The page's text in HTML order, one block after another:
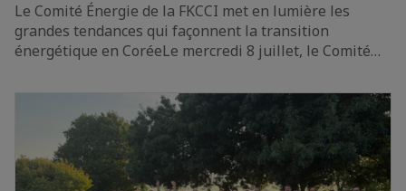
Le Comité Énergie de la FKCCI met en lumière les
grandes tendances qui façonnent la transition
énergétique en CoréeLe mercredi 8 juillet, le Comité…